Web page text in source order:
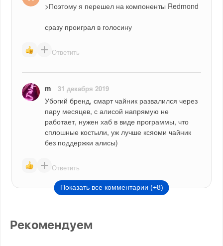
>Поэтому я перешел на компоненты Redmond
сразу проиграл в голосину
Ответить
m 31 декабря 2019
Убогий бренд, смарт чайник развалился через
пару месяцев, с алисой напрямую не
работает, нужен хаб в виде программы, что
сплошные костыли, уж лучше ксяоми чайник
без поддержки алисы)
Ответить
Показать все комментарии (+8)
Рекомендуем